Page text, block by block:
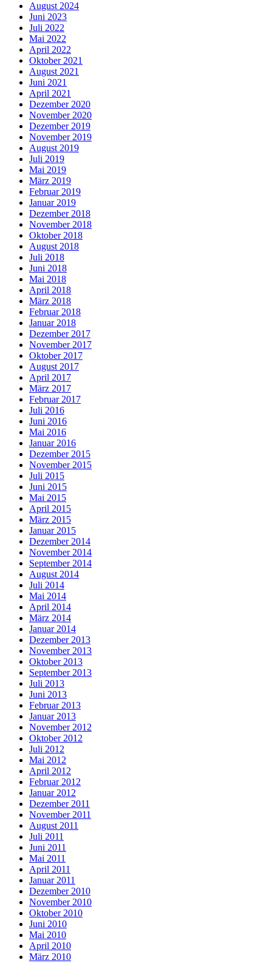
August 2024
Juni 2023
Juli 2022
Mai 2022
April 2022
Oktober 2021
August 2021
Juni 2021
April 2021
Dezember 2020
November 2020
Dezember 2019
November 2019
August 2019
Juli 2019
Mai 2019
März 2019
Februar 2019
Januar 2019
Dezember 2018
November 2018
Oktober 2018
August 2018
Juli 2018
Juni 2018
Mai 2018
April 2018
März 2018
Februar 2018
Januar 2018
Dezember 2017
November 2017
Oktober 2017
August 2017
April 2017
März 2017
Februar 2017
Juli 2016
Juni 2016
Mai 2016
Januar 2016
Dezember 2015
November 2015
Juli 2015
Juni 2015
Mai 2015
April 2015
März 2015
Januar 2015
Dezember 2014
November 2014
September 2014
August 2014
Juli 2014
Mai 2014
April 2014
März 2014
Januar 2014
Dezember 2013
November 2013
Oktober 2013
September 2013
Juli 2013
Juni 2013
Februar 2013
Januar 2013
November 2012
Oktober 2012
Juli 2012
Mai 2012
April 2012
Februar 2012
Januar 2012
Dezember 2011
November 2011
August 2011
Juli 2011
Juni 2011
Mai 2011
April 2011
Januar 2011
Dezember 2010
November 2010
Oktober 2010
Juni 2010
Mai 2010
April 2010
März 2010